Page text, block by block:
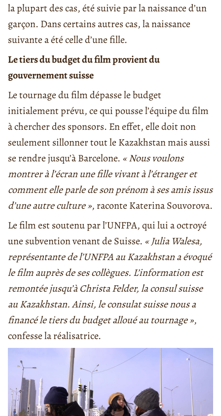
la plupart des cas, été suivie par la naissance d’un
garçon. Dans certains autres cas, la naissance
suivante a été celle d’une fille.
Le tiers du budget du film provient du
gouvernement suisse
Le tournage du film dépasse le budget
initialement prévu, ce qui pousse l’équipe du film
à chercher des sponsors. En effet, elle doit non
seulement sillonner tout le Kazakhstan mais aussi
se rendre jusqu’à Barcelone. « Nous voulons
montrer à l’écran une fille vivant à l’étranger et
comment elle parle de son prénom à ses amis issus
d’une autre culture », raconte Katerina Souvorova.
Le film est soutenu par l’UNFPA, qui lui a octroyé
une subvention venant de Suisse. « Julia Walesa,
représentante de l’UNFPA au Kazakhstan a évoqué
le film auprès de ses collègues. L’information est
remontée jusqu’à Christa Felder, la consul suisse
au Kazakhstan. Ainsi, le consulat suisse nous a
financé le tiers du budget alloué au tournage »,
confesse la réalisatrice.